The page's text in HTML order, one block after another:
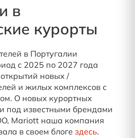
в
курорты
в Португалии
с 2025 по 2027 года
новых /
и жилых комплексов с
О новых курортных
под известными брендами
Mariott наша компания
в своем блоге здесь.